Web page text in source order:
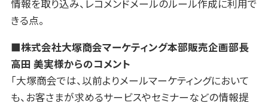
情報を取り込み、レコメンドメールのルール作成に利用で
きる点。
■株式会社大塚商会マーケティング本部販売企画部長
高田 美実様からのコメント
「大塚商会では、以前よりメールマーケティングにおいて
も、お客さまが求めるサービスやセミナーなどの情報提